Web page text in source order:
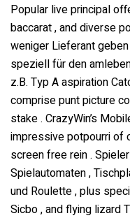
Popular live principal
baccarat , and diverse
weniger Lieferant
speziell für den
z.B. Typ A aspiration
comprise punt picture
stake . CrazyWin’s
impressive potpourri of
screen free rein .
Spielautomaten ,
und Roulette , plus
Sicbo , and flying lizard